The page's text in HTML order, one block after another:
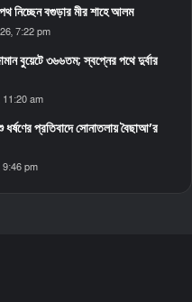
নিচ্ছেন বগুড়ার মীর শাহে আলম
7:22 pm
বুয়েটে ৩৬৬তম; স্বপ্নের পথে দুর্বার
11:20 am
ধর্ষণের প্রতিবাদে সোনাতলায় বৈছাআ’র
9:46 pm